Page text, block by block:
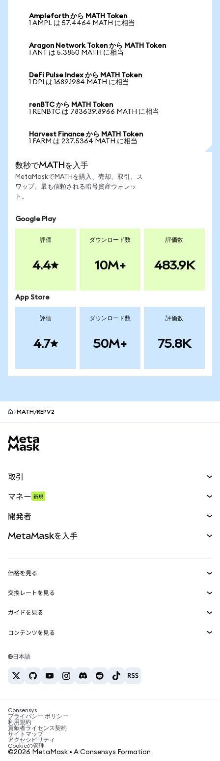
Ampleforth から MATH Token
1 AMPL は 57.4464 MATH に相当
Aragon Network Token から MATH Token
1 ANT は 5.3850 MATH に相当
DeFi Pulse Index から MATH Token
1 DPI は 1689.1984 MATH に相当
renBTC から MATH Token
1 RENBTC は 783639.8966 MATH に相当
Harvest Finance から MATH Token
1 FARM は 237.5364 MATH に相当
数秒でMATHを入手
MetaMaskでMATHを購入、売却、取引、ス
ワップ。最も信頼される暗号資産ウォレッ
ト。
Google Play
評価
4.4
ダウンロード数
10M+
評価数
483.9K
App Store
評価
4.7
ダウンロード数
50M+
評価数
75.8K
MATH/REPV2
取引
パーペチュアル
RWA
マネー 新規
開発者
MetaMask Connect
Snaps
Web3サービス
MetaMaskを入手
セキュリティ
サポート
キャリア
お問い合わせ
価格を見る
イーサリアムの価格
Solanaの価格
Tetherの価格
交換レートを見る
ETH→USD
USDT→INR
BTC→INR
ETH→USDT
ガイドを見る
ETHの購入
USDTの購入
SHIBの購入
BNBの購入
コンテンツを見る
Solanaウォレット
税制関連ニュース
暗号資産の購入方法は？
ビットコインを売るには？
日本語
Consensys
プライバシー ポリシー
利用規約
貢献者ライセンス契約
サイトマップ
アクセシビリティ
Cookieの管理
©2026 MetaMask • A Consensys Formation